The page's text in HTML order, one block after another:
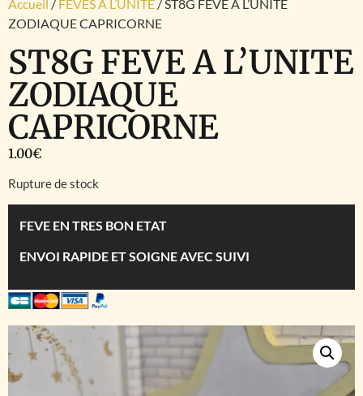
Accueil / FÈVES A L’UNITÉ / ST8G FEVE A L’UNITE
ZODIAQUE CAPRICORNE
ST8G FEVE A L’UNITE
ZODIAQUE
CAPRICORNE
1.00€
Rupture de stock
FEVE EN TRES BON ETAT
ENVOI RAPIDE ET SOIGNE AVEC SUIVI